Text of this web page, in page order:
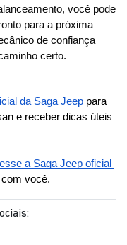
você pode
para a próxima
de confiança
certo.
da Saga Jeep para
e receber dicas úteis
você.